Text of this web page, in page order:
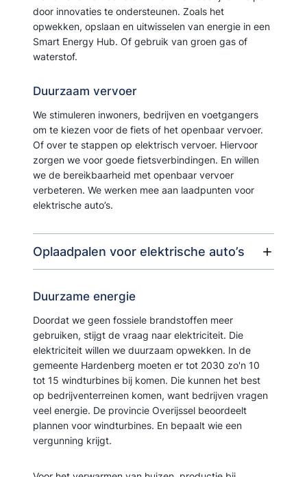
door innovaties te ondersteunen. Zoals het
opwekken, opslaan en uitwisselen van energie in een
Smart Energy Hub. Of gebruik van groen gas of
waterstof.
Duurzaam vervoer
We stimuleren inwoners, bedrijven en voetgangers
om te kiezen voor de fiets of het openbaar vervoer.
Of over te stappen op elektrisch vervoer. Hiervoor
zorgen we voor goede fietsverbindingen. En willen
we de bereikbaarheid met openbaar vervoer
verbeteren. We werken mee aan laadpunten voor
elektrische auto’s.
Oplaadpalen voor elektrische auto’s
Duurzame energie
Doordat we geen fossiele brandstoffen meer
gebruiken, stijgt de vraag naar elektriciteit. Die
elektriciteit willen we duurzaam opwekken. In de
gemeente Hardenberg moeten er tot 2030 zo'n 10
tot 15 windturbines bij komen. Die kunnen het best
op bedrijventerreinen komen, want bedrijven vragen
veel energie. De provincie Overijssel beoordeelt
plannen voor windturbines. En bepaalt wie een
vergunning krijgt.